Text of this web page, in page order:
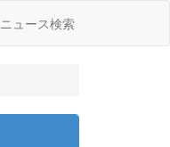
ニュース検索